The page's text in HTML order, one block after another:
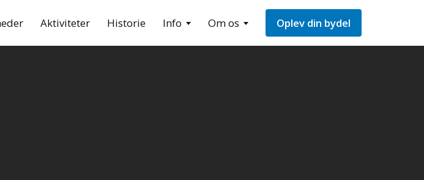
Aktiviteter Historie Info Om os Oplev din bydel